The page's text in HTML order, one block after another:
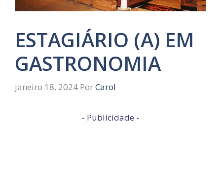
ESTAGIÁRIO (A) EM
GASTRONOMIA
janeiro 18, 2024 PorCarol
- Publicidade -